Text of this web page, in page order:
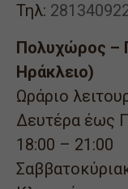
Τηλ:
Πολυχώρος –
Ηράκλειο)
Ωράριο
Δευτέρα έως
18:00 – 21:00